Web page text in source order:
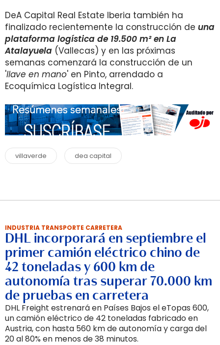
DeA Capital Real Estate Iberia también ha
finalizado recientemente la construcción de una
plataforma logística de 19.500 m² en La
Atalayuela (Vallecas) y en las próximas
semanas comenzará la construcción de un
'llave en mano' en Pinto, arrendado a
Ecoquímica Logística Integral.
villaverde dea capital
INDUSTRIA TRANSPORTE CARRETERA
DHL incorporará en septiembre el
primer camión eléctrico chino de
42 toneladas y 600 km de
autonomía tras superar 70.000 km
de pruebas en carretera
DHL Freight estrenará en Países Bajos el eTopas 600,
un camión eléctrico de 42 toneladas fabricado en
Austria, con hasta 560 km de autonomía y carga del
20 al 80% en menos de 38 minutos.